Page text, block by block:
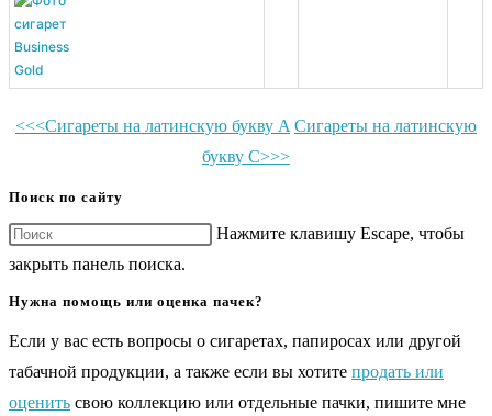
<<<Сигареты на латинскую букву A Сигареты на латинскую
букву C>>>
Поиск по сайту
Нажмите клавишу Escape, чтобы
закрыть панель поиска.
Нужна помощь или оценка пачек?
Если у вас есть вопросы о сигаретах, папиросах или другой
табачной продукции, а также если вы хотите продать или
оценить свою коллекцию или отдельные пачки, пишите мне